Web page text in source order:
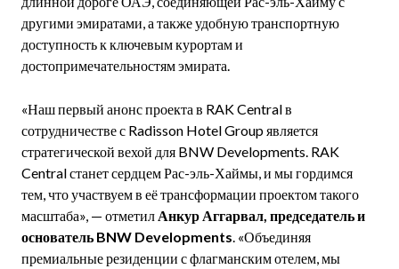
другими эмиратами, а также удобную транспортную
доступность к ключевым курортам и
достопримечательностям эмирата.
«Наш первый анонс проекта в RAK Central в
сотрудничестве с Radisson Hotel Group является
стратегической вехой для BNW Developments. RAK
Central станет сердцем Рас-эль-Хаймы, и мы гордимся
тем, что участвуем в её трансформации проектом такого
масштаба», — отметил Анкур Аггарвал, председатель и
основатель BNW Developments . «Объединяя
премиальные резиденции с флагманским отелем, мы